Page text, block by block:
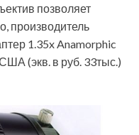
позволяет
производитель
1.35x Anamorphic
(экв. в руб. 33тыс.)